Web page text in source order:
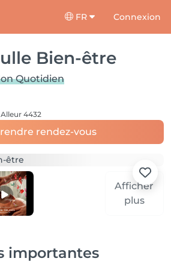
FR Connexion
Bien-être
Quotidien
Alleur 4432
rendez-vous
Afficher
plus
importantes